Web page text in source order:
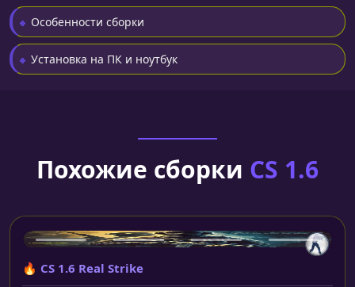
Особенности сборки
Установка на ПК и ноутбук
Похожие сборки CS 1.6
🔥 CS 1.6 Real Strike